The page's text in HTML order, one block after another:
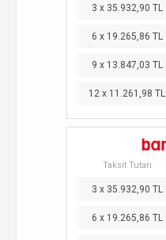
3 x 35.932,90 TL
6 x 19.265,86 TL
9 x 13.847,03 TL
12 x 11.261,98 TL
Taksit Tutarı
3 x 35.932,90 TL
6 x 19.265,86 TL